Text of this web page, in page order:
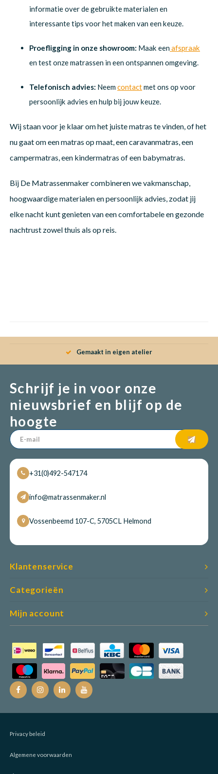
informatie over de gebruikte materialen en
interessante tips voor het maken van een keuze.
Proefligging in onze showroom: Maak eenafspraak
en test onze matrassen in een ontspannen omgeving.
Telefonisch advies: Neemcontactmet ons op voor
persoonlijk advies en hulp bij jouw keuze.
Wij staan voor je klaar om het juiste matras te vinden, of het
nu gaat om een matras op maat, een caravanmatras, een
campermatras, een kindermatras of een babymatras.
Bij De Matrassenmaker combineren we vakmanschap,
hoogwaardige materialen en persoonlijk advies, zodat jij
elke nacht kunt genieten van een comfortabele en gezonde
nachtrust zowel thuis als op reis.
Gemaakt in eigen atelier
Schrijf je in voor onze
nieuwsbrief en blijf op de
hoogte
+31(0)492-547174
info@matrassenmaker.nl
Vossenbeemd 107-C, 5705CL Helmond
Categorieën
Klantenservice
Mijn account
Privacy beleid
Algemene voorwaarden